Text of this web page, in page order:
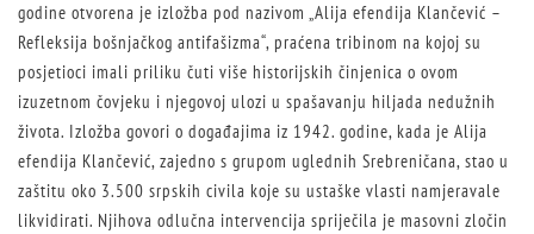
godine otvorena je izložba pod nazivom „Alija efendija Klančević –
Refleksija bošnjačkog antifašizma“, praćena tribinom na kojoj su
posjetioci imali priliku čuti više historijskih činjenica o ovom
izuzetnom čovjeku i njegovoj ulozi u spašavanju hiljada nedužnih
života. Izložba govori o događajima iz 1942. godine, kada je Alija
efendija Klančević, zajedno s grupom uglednih Srebreničana, stao u
zaštitu oko 3.500 srpskih civila koje su ustaške vlasti namjeravale
likvidirati. Njihova odlučna intervencija spriječila je masovni zločin